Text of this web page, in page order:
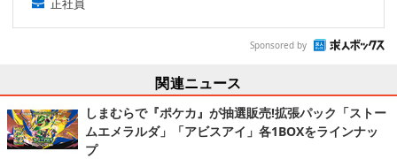
正社員
Sponsored by
関連ニュース
しまむらで『ポケカ』が抽選販売!拡張パック「ストー
ムエメラルダ」「アビスアイ」各1BOXをラインナッ
プ